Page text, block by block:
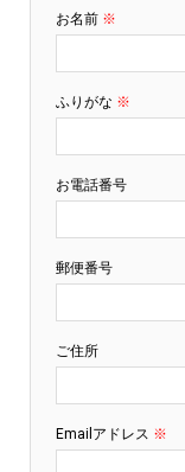
お名前 ※
ふりがな ※
お電話番号
郵便番号
ご住所
Emailアドレス ※